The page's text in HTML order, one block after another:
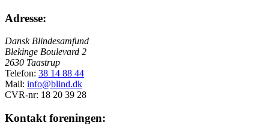
Adresse:
Dansk Blindesamfund
Blekinge Boulevard 2
2630 Taastrup
Telefon: 38 14 88 44
Mail: info@blind.dk
CVR-nr: 18 20 39 28
Kontakt foreningen: